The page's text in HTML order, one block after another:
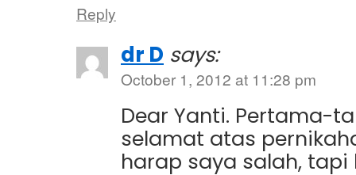
Reply
dr D says:
October 1, 2012 at 11:28 pm
Dear Yanti. Pertama-
selamat atas
harap saya salah,